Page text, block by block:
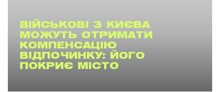
ВІЙСЬКОВІ З КИЄВА
МОЖУТЬ ОТРИМАТИ
КОМПЕНСАЦІЮ
ВІДПОЧИНКУ: ЙОГО
ПОКРИЄ МІСТО